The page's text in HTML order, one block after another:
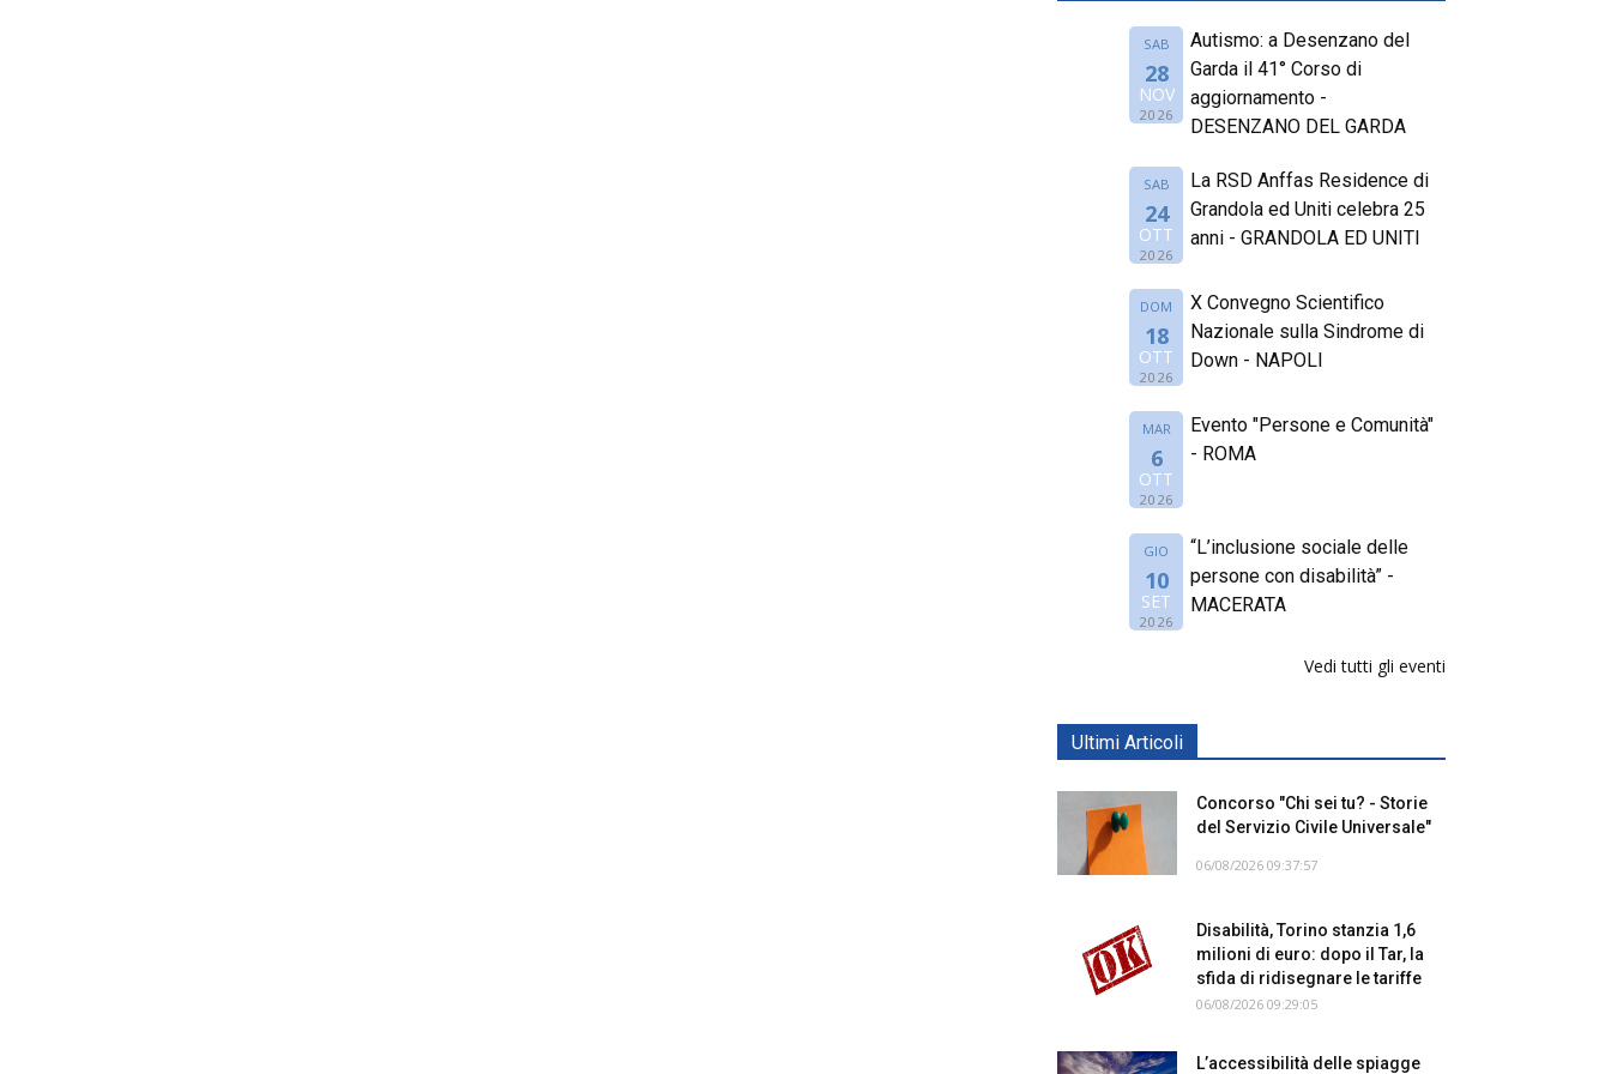
SAB
28
NOV
2026
Autismo: a Desenzano del
Garda il 41° Corso di
aggiornamento -
DESENZANO DEL GARDA
SAB
24
OTT
2026
La RSD Anffas Residence di
Grandola ed Uniti celebra 25
anni - GRANDOLA ED UNITI
DOM
18
OTT
2026
X Convegno Scientifico
Nazionale sulla Sindrome di
Down - NAPOLI
MAR
6
OTT
2026
Evento "Persone e Comunità"
- ROMA
GIO
10
SET
2026
“L’inclusione sociale delle
persone con disabilità” -
MACERATA
Vedi tutti gli eventi
Ultimi Articoli
Concorso "Chi sei tu? - Storie
del Servizio Civile Universale"
06/08/2026 09:37:57
Disabilità, Torino stanzia 1,6
milioni di euro: dopo il Tar, la
sfida di ridisegnare le tariffe
06/08/2026 09:29:05
L’accessibilità delle spiagge